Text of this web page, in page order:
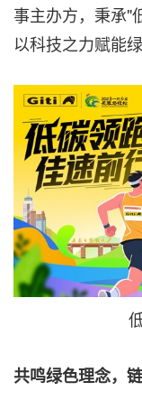
事主办方，秉承"
以科技之力赋能
共鸣绿色理念，